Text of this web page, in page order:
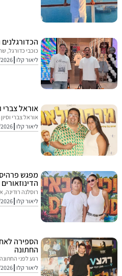
הכדורגלנים
כוכבי כדורגל, שחקנים
ליאור קלו 03/08/2026
אוראל צברי
אוראל צברי וסיון תם
ליאור קלו 02/08/2026
מפגש פרהיסטורי:
הדינוזאורים
רוסלנה רודינה, אבי
ליאור קלו 02/08/2026
הספירה לאחור
החתונה
רגע לפני החתונה שתיערך
ליאור קלו 30/07/2026